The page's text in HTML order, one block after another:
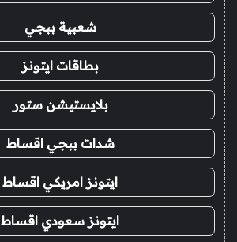
شعبية ببجي
بطاقات ايتونز
بلايستيشن ستور
شدات ببجي اقساط
ايتونز امريكي اقساط
ايتونز سعودي اقساط